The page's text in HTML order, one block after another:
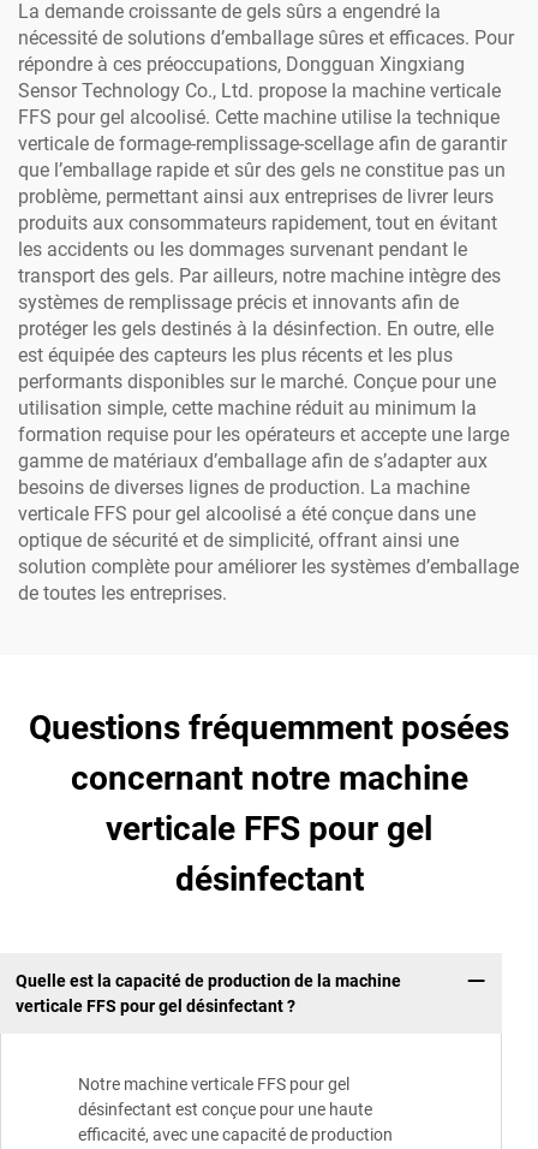
La demande croissante de gels sûrs a engendré la
nécessité de solutions d’emballage sûres et efficaces. Pour
répondre à ces préoccupations, Dongguan Xingxiang
Sensor Technology Co., Ltd. propose la machine verticale
FFS pour gel alcoolisé. Cette machine utilise la technique
verticale de formage-remplissage-scellage afin de garantir
que l’emballage rapide et sûr des gels ne constitue pas un
problème, permettant ainsi aux entreprises de livrer leurs
produits aux consommateurs rapidement, tout en évitant
les accidents ou les dommages survenant pendant le
transport des gels. Par ailleurs, notre machine intègre des
systèmes de remplissage précis et innovants afin de
protéger les gels destinés à la désinfection. En outre, elle
est équipée des capteurs les plus récents et les plus
performants disponibles sur le marché. Conçue pour une
utilisation simple, cette machine réduit au minimum la
formation requise pour les opérateurs et accepte une large
gamme de matériaux d’emballage afin de s’adapter aux
besoins de diverses lignes de production. La machine
verticale FFS pour gel alcoolisé a été conçue dans une
optique de sécurité et de simplicité, offrant ainsi une
solution complète pour améliorer les systèmes d’emballage
de toutes les entreprises.
Questions fréquemment posées
concernant notre machine
verticale FFS pour gel
désinfectant
Quelle est la capacité de production de la machine
verticale FFS pour gel désinfectant ?
Notre machine verticale FFS pour gel
désinfectant est conçue pour une haute
efficacité, avec une capacité de production